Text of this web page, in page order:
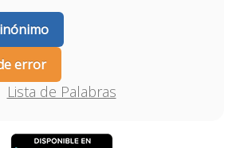
error
Lista de Palabras